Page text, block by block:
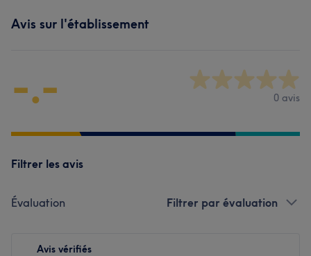
Avis sur l'établissement
-.- 0 avis
Filtrer les avis
Évaluation Filtrer par évaluation
Avis vérifiés